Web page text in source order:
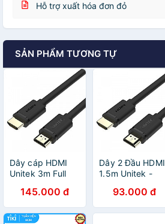
Hỗ trợ xuất hóa đơn đỏ
SẢN PHẨM TƯƠNG TỰ
Dây cáp HDMI
Unitek 3m Full
4K - Hàng Chính
Hãng
145.000 đ
Dây 2 Đầu HDMI
1.5m Unitek -
HDMI Sang HDMI
1.5m - Hàng
Nhập Khẩu
93.000 đ